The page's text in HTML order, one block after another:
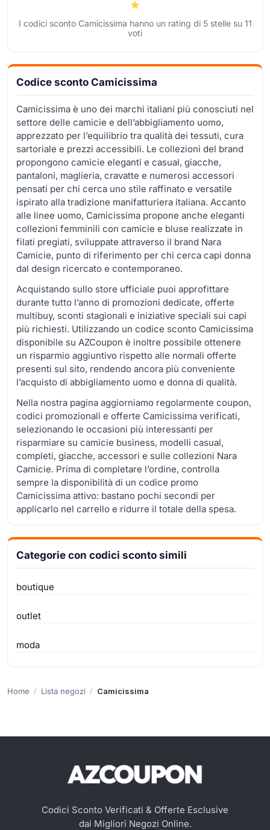
I codici sconto Camicissima hanno un rating di 5stelle su 11
voti
Codice sconto Camicissima
Camicissima è uno dei marchi italiani più conosciuti nel
settore delle camicie e dell’abbigliamento uomo,
apprezzato per l’equilibrio tra qualità dei tessuti, cura
sartoriale e prezzi accessibili. Le collezioni del brand
propongono camicie eleganti e casual, giacche,
pantaloni, maglieria, cravatte e numerosi accessori
pensati per chi cerca uno stile raffinato e versatile
ispirato alla tradizione manifatturiera italiana. Accanto
alle linee uomo, Camicissima propone anche eleganti
collezioni femminili con camicie e bluse realizzate in
filati pregiati, sviluppate attraverso il brand Nara
Camicie, punto di riferimento per chi cerca capi donna
dal design ricercato e contemporaneo.
Acquistando sullo store ufficiale puoi approfittare
durante tutto l’anno di promozioni dedicate, offerte
multibuy, sconti stagionali e iniziative speciali sui capi
più richiesti. Utilizzando un codice sconto Camicissima
disponibile su AZCoupon è inoltre possibile ottenere
un risparmio aggiuntivo rispetto alle normali offerte
presenti sul sito, rendendo ancora più conveniente
l’acquisto di abbigliamento uomo e donna di qualità.
Nella nostra pagina aggiorniamo regolarmente coupon,
codici promozionali e offerte Camicissima verificati,
selezionando le occasioni più interessanti per
risparmiare su camicie business, modelli casual,
completi, giacche, accessori e sulle collezioni Nara
Camicie. Prima di completare l’ordine, controlla
sempre la disponibilità di un codice promo
Camicissima attivo: bastano pochi secondi per
applicarlo nel carrello e ridurre il totale della spesa.
Categorie con codici sconto simili
boutique
outlet
moda
Home Lista negozi Camicissima
Codici Sconto Verificati & Offerte Esclusive
dai Migliori Negozi Online.